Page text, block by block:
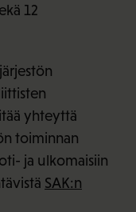
12
yhteyttä
toiminnan
ja ulkomaisiin
SAK:n